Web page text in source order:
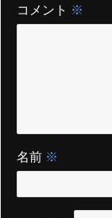
コメント ※
名前 ※